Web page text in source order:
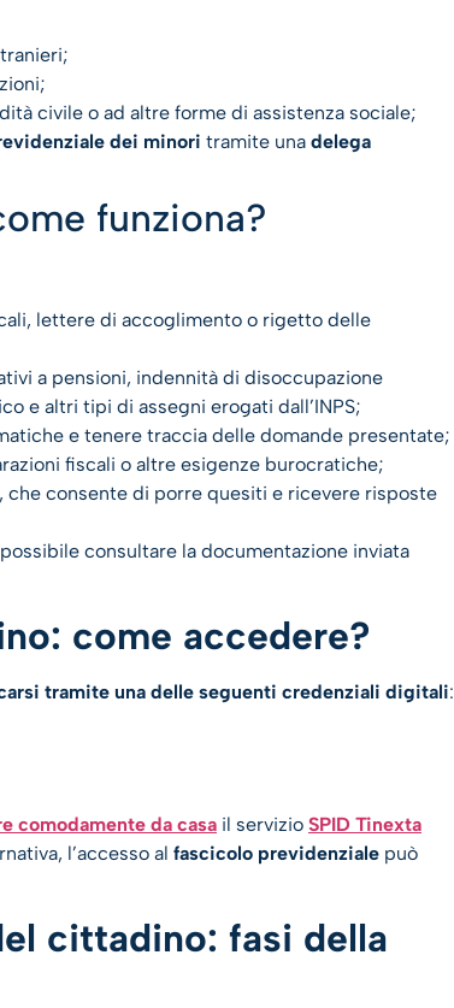
civile o ad altre forme di assistenza sociale;
dei minori tramite una delega
funziona?
lettere di accoglimento o rigetto delle
a pensioni, indennità di disoccupazione
e altri tipi di assegni erogati dall’INPS;
e tenere traccia delle domande presentate;
fiscali o altre esigenze burocratiche;
che consente di porre quesiti e ricevere risposte
consultare la documentazione inviata
come accedere?
tramite una delle seguenti credenziali digitali:
comodamente da casa il servizio SPID Tinexta
l’accesso al fascicolo previdenziale può
cittadino: fasi della